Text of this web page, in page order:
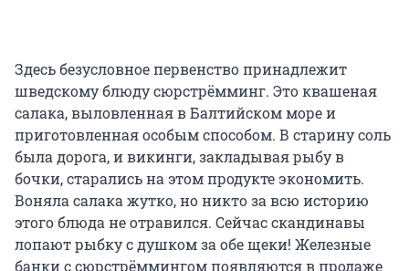
Здесь безусловное первенство принадлежит
шведскому блюду сюрстрёмминг. Это квашеная
салака, выловленная в Балтийском море и
приготовленная особым способом. В старину соль
была дорога, и викинги, закладывая рыбу в
бочки, старались на этом продукте экономить.
Воняла салака жутко, но никто за всю историю
этого блюда не отравился. Сейчас скандинавы
лопают рыбку с душком за обе щеки! Железные
банки с сюрстрёммингом появляются в продаже